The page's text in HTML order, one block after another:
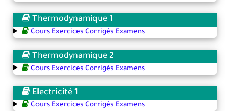
Thermodynamique 1
Cours Exercices Corrigés Examens
Thermodynamique 2
Cours Exercices Corrigés Examens
Electricité 1
Cours Exercices Corrigés Examens